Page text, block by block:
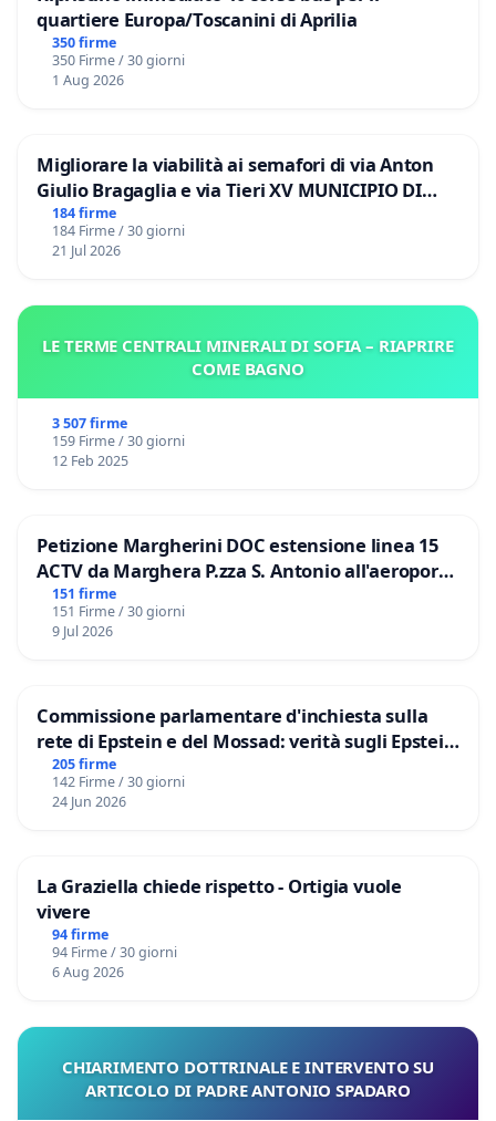
quartiere Europa/Toscanini di Aprilia
350 firme
350 Firme / 30 giorni
1 Aug 2026
Migliorare la viabilità ai semafori di via Anton
Giulio Bragaglia e via Tieri XV MUNICIPIO DI
ROMA
184 firme
184 Firme / 30 giorni
21 Jul 2026
LE TERME CENTRALI MINERALI DI SOFIA – RIAPRIRE
COME BAGNO
3 507 firme
159 Firme / 30 giorni
12 Feb 2025
Petizione Margherini DOC estensione linea 15
ACTV da Marghera P.zza S. Antonio all'aeroporto
Marco Polo tariffa a € 1,50
151 firme
151 Firme / 30 giorni
9 Jul 2026
Commissione parlamentare d'inchiesta sulla
rete di Epstein e del Mossad: verità sugli Epstein
Files
205 firme
142 Firme / 30 giorni
24 Jun 2026
La Graziella chiede rispetto - Ortigia vuole
vivere
94 firme
94 Firme / 30 giorni
6 Aug 2026
CHIARIMENTO DOTTRINALE E INTERVENTO SU
ARTICOLO DI PADRE ANTONIO SPADARO